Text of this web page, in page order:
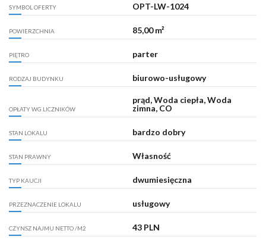
SYMBOL OFERTY OPT-LW-1024
POWIERZCHNIA 85,00 m²
PIĘTRO parter
RODZAJ BUDYNKU biurowo-usługowy
OPŁATY WG LICZNIKÓW
prąd, Woda ciepła, Woda
zimna, CO
STAN LOKALU bardzo dobry
STAN PRAWNY Własność
TYP KAUCJI dwumiesięczna
PRZEZNACZENIE LOKALU usługowy
CZYNSZ NAJMU NETTO /M2 43 PLN